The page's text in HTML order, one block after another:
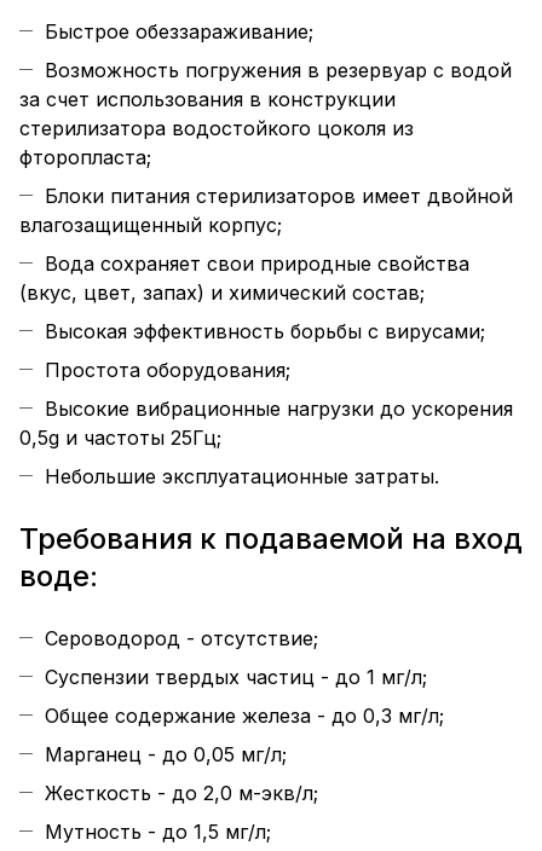
Быстрое обеззараживание;
Возможность погружения в резервуар с водой
за счет использования в конструкции
стерилизатора водостойкого цоколя из
фторопласта;
Блоки питания стерилизаторов имеет двойной
влагозащищенный корпус;
Вода сохраняет свои природные свойства
(вкус, цвет, запах) и химический состав;
Высокая эффективность борьбы с вирусами;
Простота оборудования;
Высокие вибрационные нагрузки до ускорения
0,5g и частоты 25Гц;
Небольшие эксплуатационные затраты.
Требования к подаваемой на вход
воде:
Сероводород - отсутствие;
Суспензии твердых частиц - до 1 мг/л;
Общее содержание железа - до 0,3 мг/л;
Марганец - до 0,05 мг/л;
Жесткость - до 2,0 м-экв/л;
Мутность - до 1,5 мг/л;